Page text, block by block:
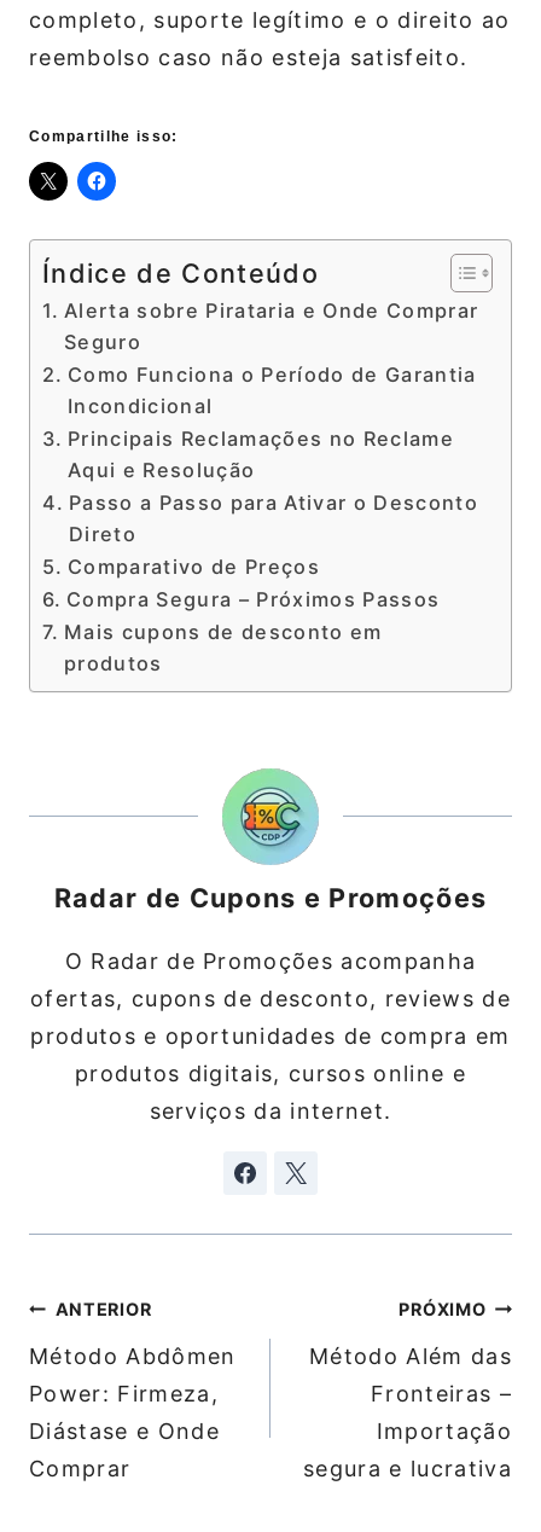
completo, suporte legítimo e o direito ao
reembolso caso não esteja satisfeito.
Compartilhe isso:
Índice de Conteúdo
Alerta sobre Pirataria e Onde Comprar
Seguro
Como Funciona o Período de Garantia
Incondicional
Principais Reclamações no Reclame
Aqui e Resolução
Passo a Passo para Ativar o Desconto
Direto
Comparativo de Preços
Compra Segura – Próximos Passos
Mais cupons de desconto em
produtos
Radar de Cupons e Promoções
O Radar de Promoções acompanha
ofertas, cupons de desconto, reviews de
produtos e oportunidades de compra em
produtos digitais, cursos online e
serviços da internet.
Navegação
de
Post
ANTERIOR
Método Abdômen
Power: Firmeza,
Diástase e Onde
Comprar
PRÓXIMO
Método Além das
Fronteiras –
Importação
segura e lucrativa